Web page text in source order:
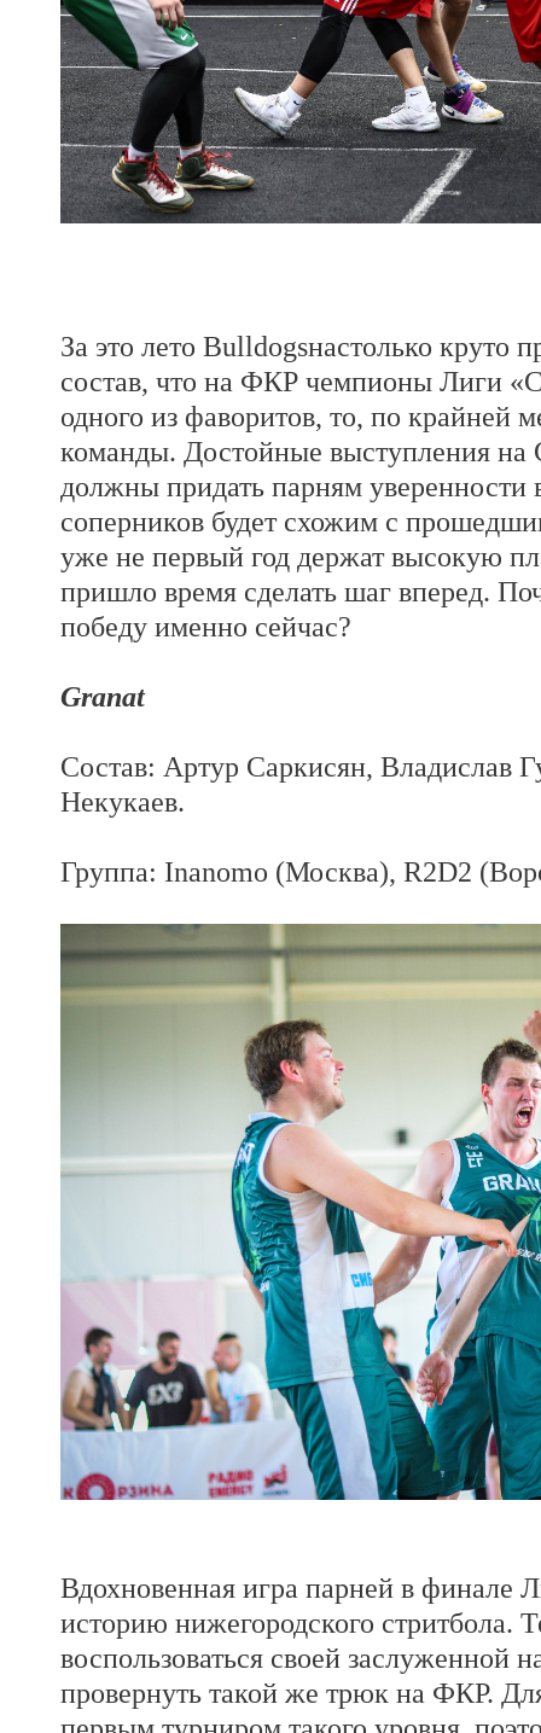
За это лето Bulldogsнастолько круто
состав, что на ФКР чемпионы Лиги
одного из фаворитов, то, по крайней
команды. Достойные выступления на
должны придать парням уверенности
соперников будет схожим с
уже не первый год держат высокую
пришло время сделать шаг вперед.
победу именно сейчас?
Granat
Состав: Артур Саркисян, Владислав
Некукаев.
Группа: Inanomo (Москва), R2D2
Вдохновенная игра парней в финале
историю нижегородского стритбола.
воспользоваться своей заслуженной
провернуть такой же трюк на ФКР.